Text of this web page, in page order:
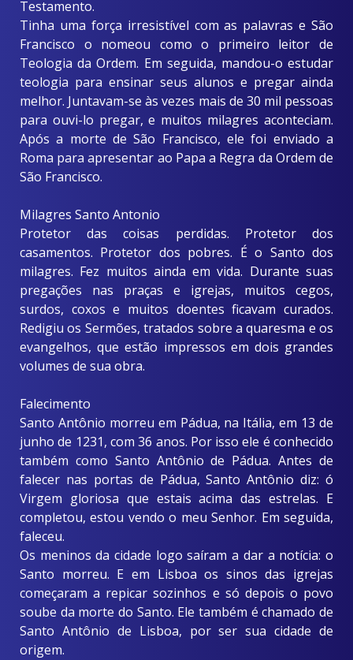
Testamento.
Tinha uma força irresistível com as palavras e São
Francisco o nomeou como o primeiro leitor de
Teologia da Ordem. Em seguida, mandou-o estudar
teologia para ensinar seus alunos e pregar ainda
melhor. Juntavam-se às vezes mais de 30 mil pessoas
para ouvi-lo pregar, e muitos milagres aconteciam.
Após a morte de São Francisco, ele foi enviado a
Roma para apresentar ao Papa a Regra da Ordem de
São Francisco.
Milagres Santo Antonio
Protetor das coisas perdidas. Protetor dos
casamentos. Protetor dos pobres. É o Santo dos
milagres. Fez muitos ainda em vida. Durante suas
pregações nas praças e igrejas, muitos cegos,
surdos, coxos e muitos doentes ficavam curados.
Redigiu os Sermões, tratados sobre a quaresma e os
evangelhos, que estão impressos em dois grandes
volumes de sua obra.
Falecimento
Santo Antônio morreu em Pádua, na Itália, em 13 de
junho de 1231, com 36 anos. Por isso ele é conhecido
também como Santo Antônio de Pádua. Antes de
falecer nas portas de Pádua, Santo Antônio diz: ó
Virgem gloriosa que estais acima das estrelas. E
completou, estou vendo o meu Senhor. Em seguida,
faleceu.
Os meninos da cidade logo saíram a dar a notícia: o
Santo morreu. E em Lisboa os sinos das igrejas
começaram a repicar sozinhos e só depois o povo
soube da morte do Santo. Ele também é chamado de
Santo Antônio de Lisboa, por ser sua cidade de
origem.